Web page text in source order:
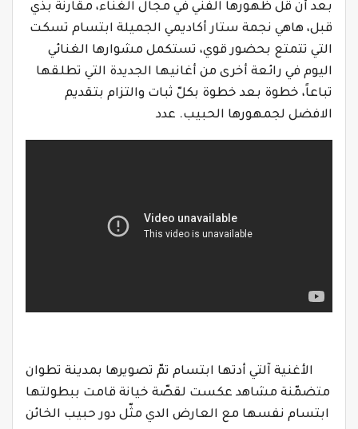
بعد أن قل ظهورها الفني في مجال الغناء، مقارنة بذي
قبل، هاهي نجمة ستار أكاديمي الجميلة ابتسام تسكت
التي تتمتع بحضور قوي، تستكمل مشوارها الغنائي
اليوم في رائعة أخرى من أغانيها الجديدة التي تطلقها
تباعاً، خطوة بعد خطوة بكلّ ثبات والتزام بتقديم
الافضل لجمهورها الحبيب. عدد
الأغنية آلتي أدتها ابتسام تمّ تصويرها بمدينة تطوان
متضمّنة مشاهد عكست لقصّة خيانة قامت ببطولتها
ابتسام نفسها مع العارض الدي مثّل دور حبيب الخائن